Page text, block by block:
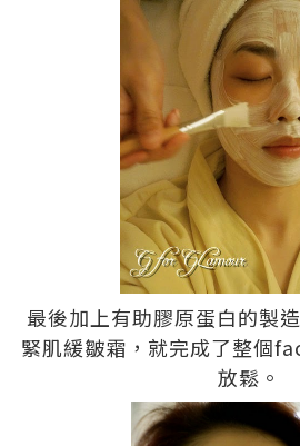
最後加上有助膠原蛋白的製
緊肌緩皺霜，就完成了整個
放鬆。